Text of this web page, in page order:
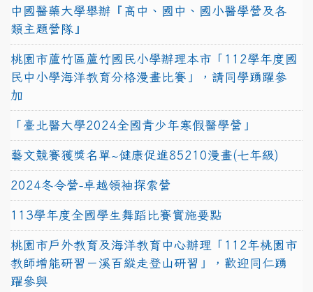
中國醫藥大學舉辦『高中、國中、國小醫學營及各
類主題營隊』
桃園市蘆竹區蘆竹國民小學辦理本市「112學年度國
民中小學海洋教育分格漫畫比賽」，請同學踴躍參
加
「臺北醫大學2024全國青少年寒假醫學營」
藝文競賽獲獎名單~健康促進85210漫畫(七年級)
2024冬令營-卓越領袖探索營
113學年度全國學生舞蹈比賽實施要點
桃園市戶外教育及海洋教育中心辦理「112年桃園市
教師增能研習－溪百縱走登山研習」，歡迎同仁踴
躍參與